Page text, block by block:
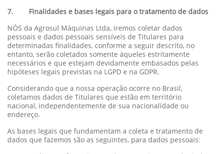
7. Finalidades e bases legais para o tratamento de dados
NÓS da Agrosul Máquinas Ltda, iremos coletar dados
pessoais e dados pessoais sensíveis de Titulares para
determinadas finalidades, conforme a seguir descrito, no
entanto, serão coletados somente àqueles estritamente
necessários e que estejam devidamente embasados pelas
hipóteses legais previstas na LGPD e na GDPR.
Considerando que a nossa operação ocorre no Brasil,
coletamos dados de Titulares que estão em território
nacional, independentemente de sua nacionalidade ou
endereço.
As bases legais que fundamentam a coleta e tratamento de
dados que fazemos são as seguintes, para dados pessoais: